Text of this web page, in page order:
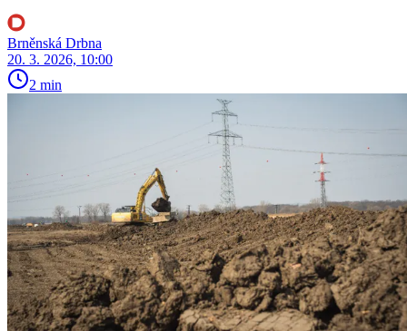
Brněnská Drbna
20. 3. 2026, 10:00
2 min